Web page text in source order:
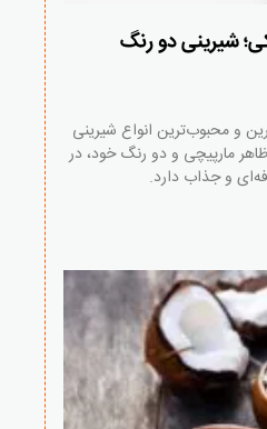
شیرینی دو رنگ
و محبوب‌ترین انواع شیرینی
مارپیچی و دو رنگ خود، در
و جذاب دارد.